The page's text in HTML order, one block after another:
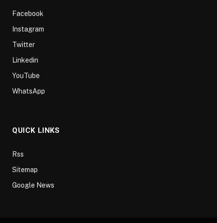
Facebook
Instagram
Twitter
Linkedin
YouTube
WhatsApp
QUICK LINKS
Rss
Sitemap
Google News